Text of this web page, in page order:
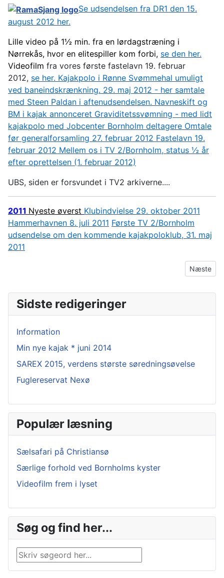
Se udsendelsen fra DR1 den 15.
august 2012 her.
Lille video på 1½ min. fra en lørdagstræning i
Nørrekås, hvor en elitespiller kom forbi, se den her.
Videofilm fra vores første fastelavn 19. februar
2012, se her. Kajakpolo i Rønne Svømmehal umuligt
ved baneindskrænkning. 29. maj 2012 - her samtale
med Steen Paldan i aftenudsendelsen. Navneskift og
BM i kajak annonceret Graviditetssvømning - med lidt
kajakpolo med Jobcenter Bornholm deltagere Omtale
før generalforsamling 27. februar 2012 Fastelavn 19.
februar 2012 Mellem os i TV 2/Bornholm, status ½ år
efter oprettelsen (1. februar 2012)
UBS, siden er forsvundet i TV2 arkiverne....
2011 Nyeste øverst Klubindvielse 29. oktober 2011
Hammerhavnen 8. juli 2011 Første TV 2/Bornholm
udsendelse om den kommende kajakpoloklub, 31. maj
2011
Næste
Næste
Sidste redigeringer
Information
Min nye kajak * juni 2014
SAREX 2015, verdens største søredningsøvelse
Fuglereservat Nexø
Populær læsning
Sælsafari på Christiansø
Særlige forhold ved Bornholms kyster
Videofilm frem i lyset
Søg og find her...
Søg …